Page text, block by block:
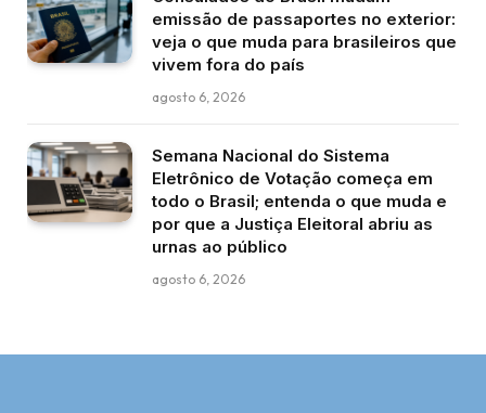
emissão de passaportes no exterior:
veja o que muda para brasileiros que
vivem fora do país
agosto 6, 2026
Semana Nacional do Sistema
Eletrônico de Votação começa em
todo o Brasil; entenda o que muda e
por que a Justiça Eleitoral abriu as
urnas ao público
agosto 6, 2026